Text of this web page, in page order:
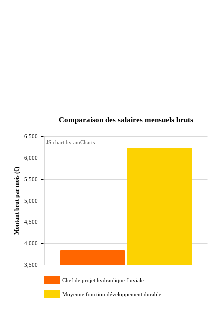
3,500
4,000
4,500
5,000
5,500
6,000
6,500
Montant brut par mois (€)
Comparaison des salaires mensuels bruts
JS chart by amCharts
Chef de projet hydraulique fluviale
Moyenne fonction développement durable